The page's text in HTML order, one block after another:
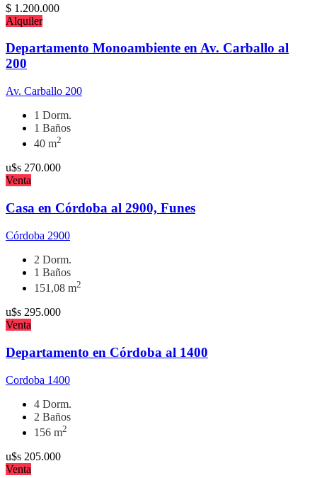
$ 1.200.000
Alquiler
Departamento Monoambiente en Av. Carballo al
200
Av. Carballo 200
1 Dorm.
1 Baños
40 m2
u$s 270.000
Venta
Casa en Córdoba al 2900, Funes
Córdoba 2900
2 Dorm.
1 Baños
151,08 m2
u$s 295.000
Venta
Departamento en Córdoba al 1400
Cordoba 1400
4 Dorm.
2 Baños
156 m2
u$s 205.000
Venta